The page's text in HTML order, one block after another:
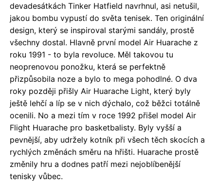
devadesátkách Tinker Hatfield navrhnul, asi netušil,
jakou bombu vypustí do světa tenisek. Ten originální
design, který se inspiroval starými sandály, prostě
všechny dostal. Hlavně první model Air Huarache z
roku 1991 - to byla revoluce. Měl takovou tu
neoprenovou ponožku, která se perfektně
přizpůsobila noze a bylo to mega pohodlné. O dva
roky později přišly Air Huarache Light, který byly
ještě lehčí a líp se v nich dýchalo, což běžci totálně
ocenili. No a mezi tím v roce 1992 přišel model Air
Flight Huarache pro basketbalisty. Byly vyšší a
pevnější, aby udržely kotník při všech těch skocích a
rychlých změnách směru na hřišti. Huarache prostě
změnily hru a dodnes patří mezi nejoblíbenější
tenisky vůbec.